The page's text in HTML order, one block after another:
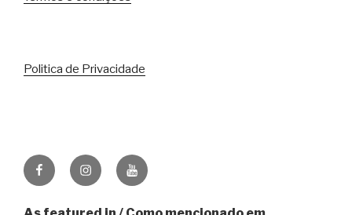
Politica de Privacidade
FacebookInstagramYoutube